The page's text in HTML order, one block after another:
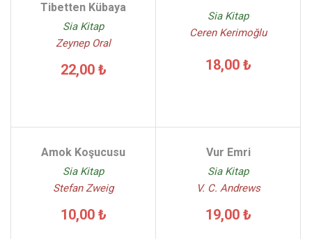
Tibetten Kübaya
Sia Kitap
Zeynep Oral
22,00 ₺
Sia Kitap
Ceren Kerimoğlu
18,00 ₺
Amok Koşucusu
Sia Kitap
Stefan Zweig
10,00 ₺
Vur Emri
Sia Kitap
V. C. Andrews
19,00 ₺